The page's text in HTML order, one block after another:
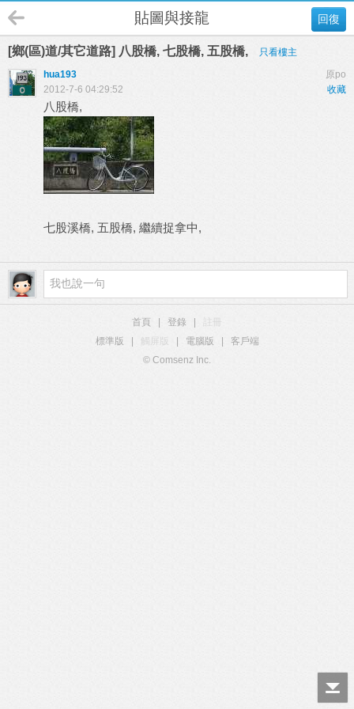
回復
貼圖與接龍
[鄉(區)道/其它道路] 八股橋, 七股橋, 五股橋,
只看樓主
原po
hua193
收藏
2012-7-6 04:29:52
八股橋,
七股溪橋, 五股橋, 繼續捉拿中,
首頁 登錄
標準版
觸屏版 電腦版
客戶端
© Comsenz Inc.